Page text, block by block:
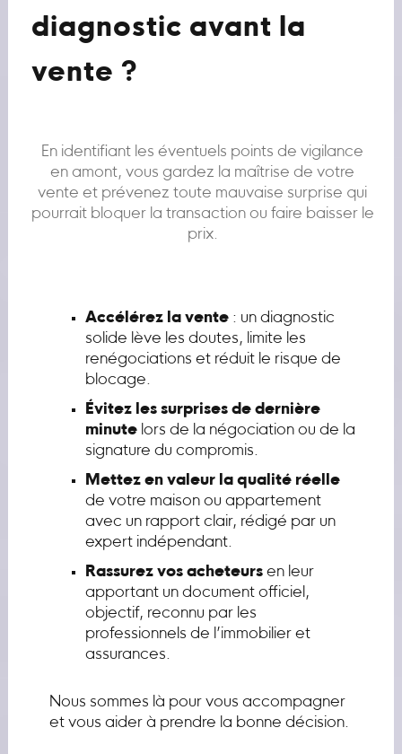
diagnostic avant la
vente ?
En identifiant les éventuels points de vigilance
en amont, vous gardez la maîtrise de votre
vente et prévenez toute mauvaise surprise qui
pourrait bloquer la transaction ou faire baisser le
prix.
Accélérez la vente: un diagnostic
solide lève les doutes, limite les
renégociations et réduit le risque de
blocage.
Évitez les surprises de dernière
minutelors de la négociation ou de la
signature du compromis.
Mettez en valeur la qualité réelle
de votre maison ou appartement
avec un rapport clair, rédigé par un
expert indépendant.
Rassurez vos acheteursen leur
apportant un document officiel,
objectif, reconnu par les
professionnels de l’immobilier et
assurances.
Nous sommes là pour vous accompagner
et vous aider à prendre la bonne décision.